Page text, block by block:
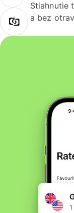
Stiahnutie
a bez